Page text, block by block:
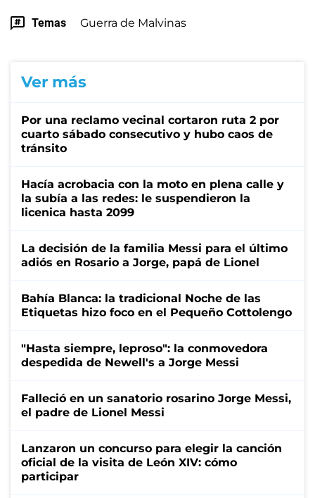
Temas Guerra de Malvinas
Ver más
Por una reclamo vecinal cortaron ruta 2 por
cuarto sábado consecutivo y hubo caos de
tránsito
Hacía acrobacia con la moto en plena calle y
la subía a las redes: le suspendieron la
licenica hasta 2099
La decisión de la familia Messi para el último
adiós en Rosario a Jorge, papá de Lionel
Bahía Blanca: la tradicional Noche de las
Etiquetas hizo foco en el Pequeño Cottolengo
"Hasta siempre, leproso": la conmovedora
despedida de Newell's a Jorge Messi
Falleció en un sanatorio rosarino Jorge Messi,
el padre de Lionel Messi
Lanzaron un concurso para elegir la canción
oficial de la visita de León XIV: cómo
participar